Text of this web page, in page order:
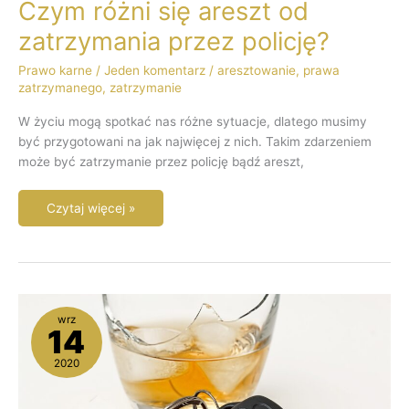
Czym różni się areszt od
zatrzymania przez policję?
Prawo karne / Jeden komentarz / aresztowanie, prawa
zatrzymanego, zatrzymanie
W życiu mogą spotkać nas różne sytuacje, dlatego musimy
być przygotowani na jak najwięcej z nich. Takim zdarzeniem
może być zatrzymanie przez policję bądź areszt,
Czytaj więcej »
wrz
14
2020
pod
wpływem
alkoholu